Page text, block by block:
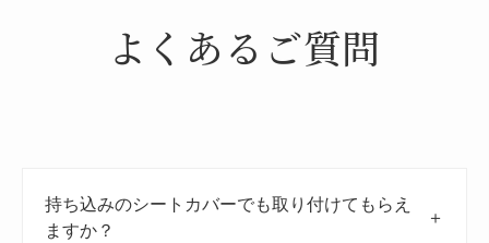
よくあるご質問
持ち込みのシートカバーでも取り付けてもらえ
ますか？
＋